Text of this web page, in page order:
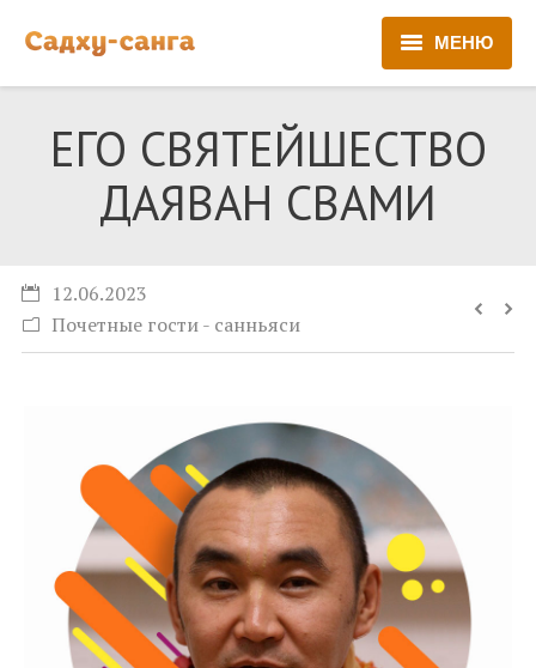
МЕНЮ
Регистрация
Бронирование
Гуру-сева
Архив
Контакты
ЕГО СВЯТЕЙШЕСТВО
ДАЯВАН СВАМИ
12.06.2023
Почетные гости - санньяси